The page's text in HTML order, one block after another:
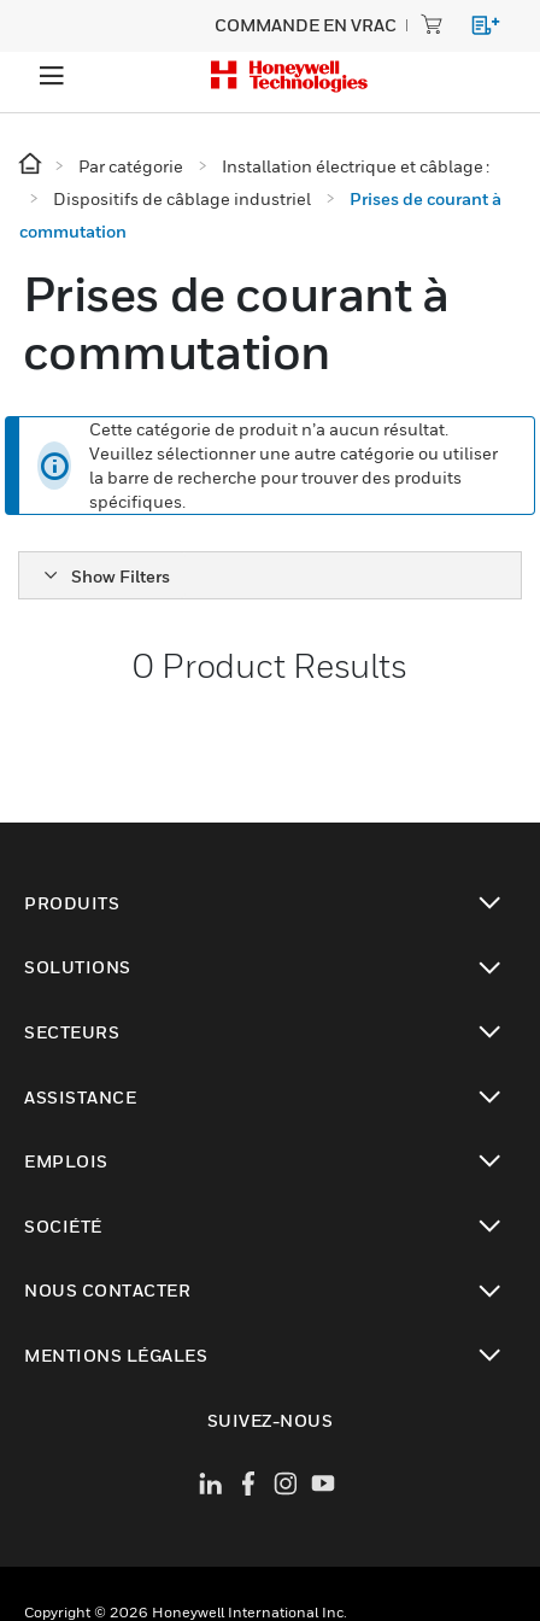
COMMANDE EN VRAC
Par catégorie
Installation électrique et câblage :
Dispositifs de câblage industriel
Prises de courant à
commutation
Prises de courant à
commutation
Cette catégorie de produit n’a aucun résultat.
Veuillez sélectionner une autre catégorie ou utiliser
la barre de recherche pour trouver des produits
spécifiques.
Show Filters
0 Product Results
PRODUITS
SOLUTIONS
SECTEURS
ASSISTANCE
EMPLOIS
SOCIÉTÉ
NOUS CONTACTER
MENTIONS LÉGALES
SUIVEZ-NOUS
Copyright © 2026 Honeywell International Inc.